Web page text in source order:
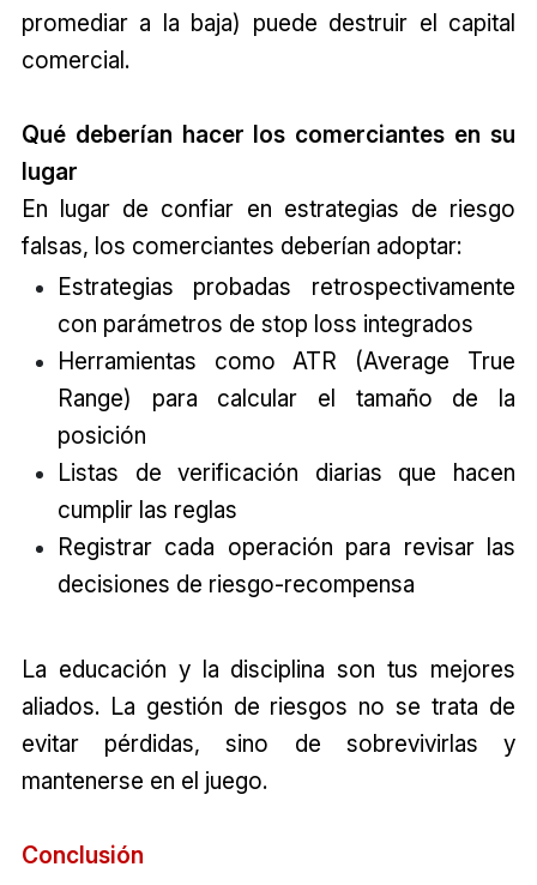
promediar a la baja) puede destruir el capital
comercial.
Qué deberían hacer los comerciantes en su
lugar
En lugar de confiar en estrategias de riesgo
falsas, los comerciantes deberían adoptar:
Estrategias probadas retrospectivamente
con parámetros de stop loss integrados
Herramientas como ATR (Average True
Range) para calcular el tamaño de la
posición
Listas de verificación diarias que hacen
cumplir las reglas
Registrar cada operación para revisar las
decisiones de riesgo-recompensa
La educación y la disciplina son tus mejores
aliados. La gestión de riesgos no se trata de
evitar pérdidas, sino de sobrevivirlas y
mantenerse en el juego.
Conclusión